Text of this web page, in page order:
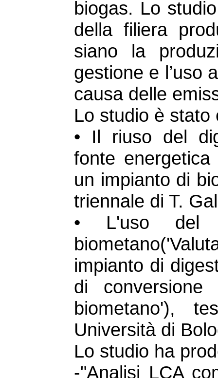
biogas. Lo
della filiera
siano la
gestione e l’uso
causa delle
Lo studio è
• Il riuso del
fonte
un impianto di
triennale di T.
• L'uso del
impianto di
di
biometano'),
Università di
Lo studio ha
-"Analisi LCA